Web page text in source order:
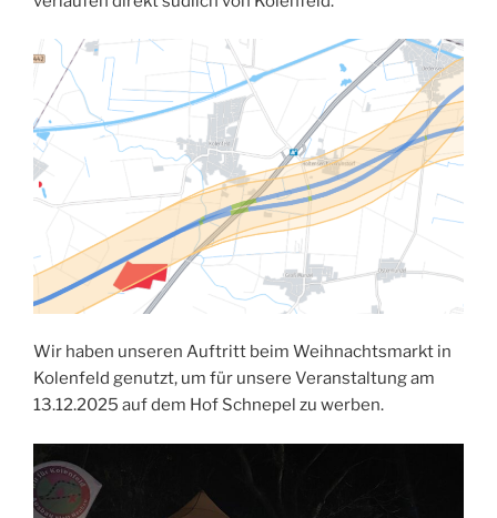
Wir haben unseren Auftritt beim Weihnachtsmarkt in
Kolenfeld genutzt, um für unsere Veranstaltung am
13.12.2025 auf dem Hof Schnepel zu werben.